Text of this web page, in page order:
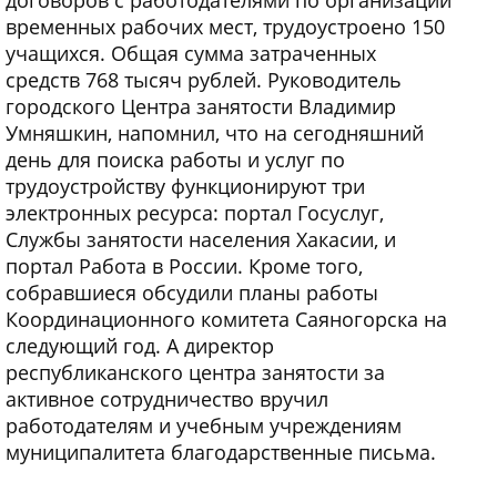
временных рабочих мест, трудоустроено 150
учащихся. Общая сумма затраченных
средств 768 тысяч рублей. Руководитель
городского Центра занятости Владимир
Умняшкин, напомнил, что на сегодняшний
день для поиска работы и услуг по
трудоустройству функционируют три
электронных ресурса: портал Госуслуг,
Службы занятости населения Хакасии, и
портал Работа в России. Кроме того,
собравшиеся обсудили планы работы
Координационного комитета Саяногорска на
следующий год. А директор
республиканского центра занятости за
активное сотрудничество вручил
работодателям и учебным учреждениям
муниципалитета благодарственные письма.